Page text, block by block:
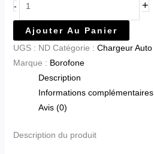
- +
Ajouter Au Panier
UGS : ND Catégorie : Chargeur Auto
Marque : Borofone
Description
Informations complémentaires
Avis (0)
Description du produit